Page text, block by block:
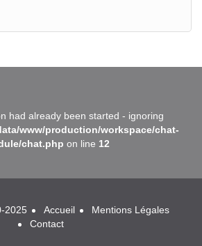
had already been started - ignoring
www/production/workspace/chat-
chat.php on line 12
2025 Accueil
Mentions Légales
Contact